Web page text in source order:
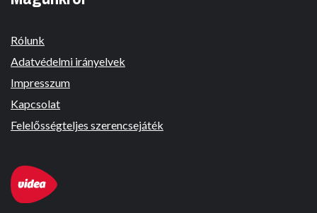
Rólunk
Adatvédelmi irányelvek
Impresszum
Kapcsolat
Felelősségteljes szerencsejáték